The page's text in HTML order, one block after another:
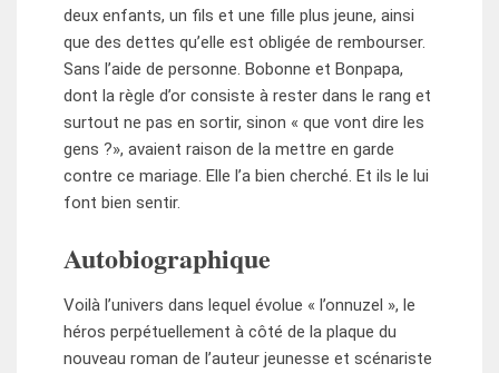
deux enfants, un fils et une fille plus jeune, ainsi
que des dettes qu’elle est obligée de rembourser.
Sans l’aide de personne. Bobonne et Bon­papa,
dont la règle d’or consiste à rester dans le rang et
surtout ne pas en sortir, sinon « que vont dire les
gens ?», avaient raison de la mettre en garde
contre ce mariage. Elle l’a bien cherché. Et ils le lui
font bien sentir.
Autobiographique
Voilà l’univers dans lequel évolue « l’onnuzel », le
héros perpétuellement à côté de la plaque du
nouveau roman de l’auteur jeunesse et scénariste